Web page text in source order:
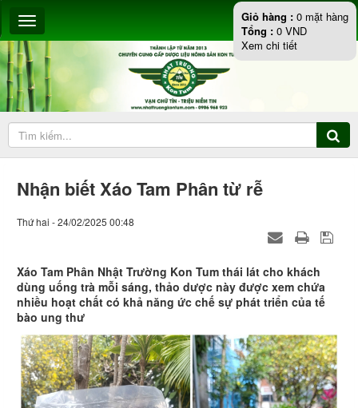
Nhận biết Xáo Tam Phân từ rễ
Thứ hai - 24/02/2025 00:48
Xáo Tam Phân Nhật Trường Kon Tum thái lát cho khách
dùng uống trà mỗi sáng, thảo dược này được xem chứa
nhiều hoạt chất có khả năng ức chế sự phát triển của tế
bào ung thư
Giỏ hàng : 0 mặt hàng
Tổng : 0 VND
Xem chi tiết